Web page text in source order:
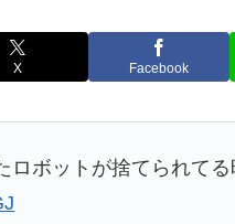
X Facebook
ボットが捨てられてる